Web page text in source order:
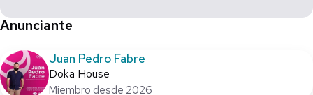
Vistas abiertas y entorno natural difícil de replicar
Acceso principal por Av. Colosio
puente
Cercanía a servicios, transporte y principales vialidades
Zona en crecimiento con alta demanda habitacional
Anunciante
Juan Pedro Fabre
Doka House
Miembro desde 2026